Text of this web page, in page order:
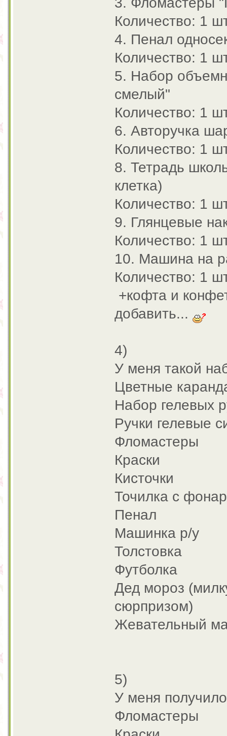
Количество: 1
4. Пенал
Количество: 1
5. Набор
смелый"
Количество: 1
6. Авторучка
Количество: 1
8. Тетрадь
клетка)
Количество: 1
9. Глянцевые
Количество: 1
10. Машина на
Количество: 1
+кофта и
добавить...
4)
У меня такой
Цветные
Набор гелевых
Ручки гелевые
Фломастеры
Краски
Кисточки
Точилка с
Пенал
Машинка р/у
Толстовка
Футболка
Дед мороз
сюрпризом)
Жевательный
5)
У меня
Фломастеры